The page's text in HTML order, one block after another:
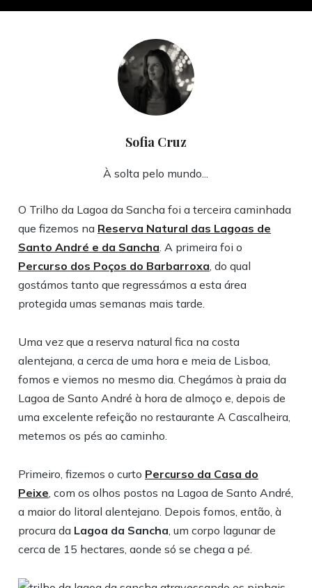
Sofia Cruz
À solta pelo mundo...
O Trilho da Lagoa da Sancha foi a terceira caminhada
que fizemos na Reserva Natural das Lagoas de
Santo André e da Sancha. A primeira foi o
Percurso dos Poços do Barbarroxa, do qual
gostámos tanto que regressámos a esta área
protegida umas semanas mais tarde.
Uma vez que a reserva natural fica na costa
alentejana, a cerca de uma hora e meia de Lisboa,
fomos e viemos no mesmo dia. Chegámos à praia da
Lagoa de Santo André à hora de almoço e, depois de
uma excelente refeição no restaurante A Cascalheira,
metemos os pés ao caminho.
Primeiro, fizemos o curto Percurso da Casa do
Peixe, com os olhos postos na Lagoa de Santo André,
a maior do litoral alentejano. Depois fomos, então, à
procura da Lagoa da Sancha, um corpo lagunar de
cerca de 15 hectares, aonde só se chega a pé.